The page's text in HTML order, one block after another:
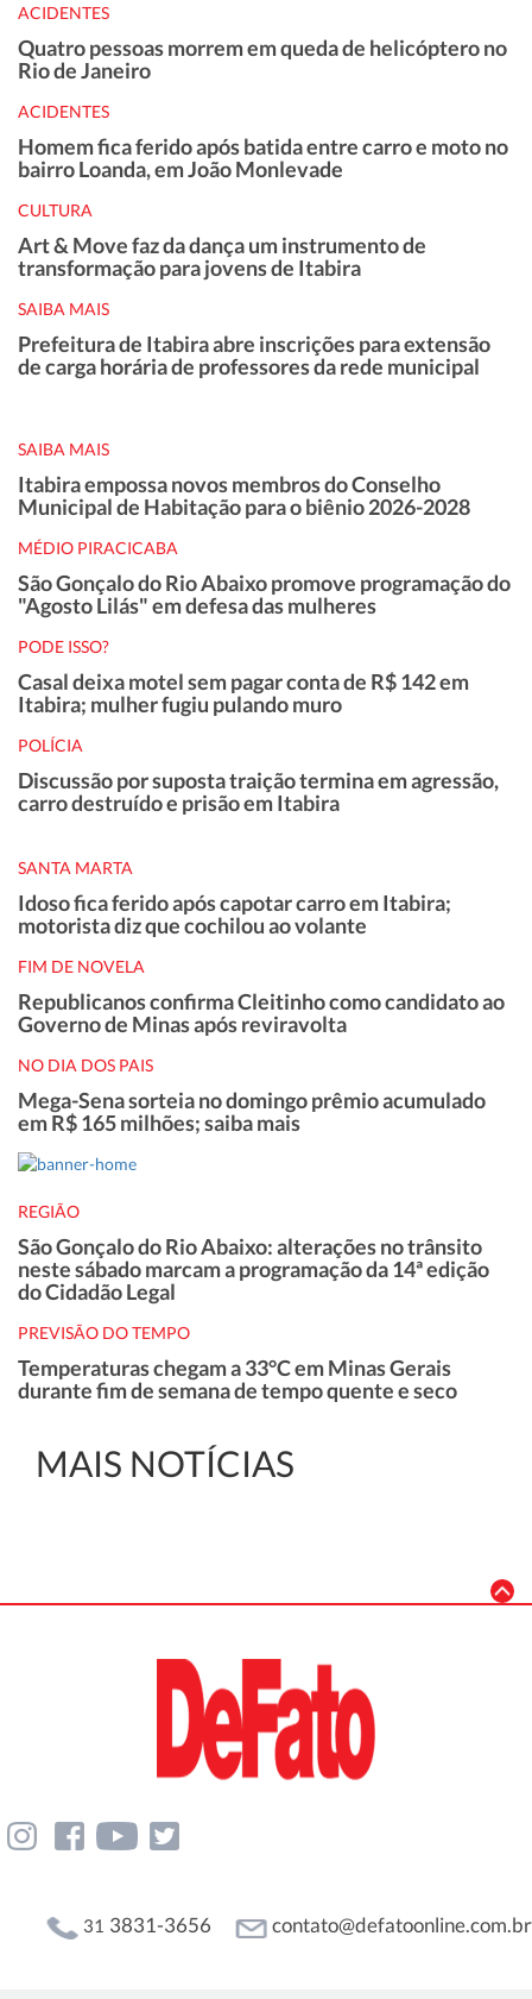
ACIDENTES
Quatro pessoas morrem em queda de helicóptero no
Rio de Janeiro
ACIDENTES
Homem fica ferido após batida entre carro e moto no
bairro Loanda, em João Monlevade
CULTURA
Art & Move faz da dança um instrumento de
transformação para jovens de Itabira
SAIBA MAIS
Prefeitura de Itabira abre inscrições para extensão
de carga horária de professores da rede municipal
SAIBA MAIS
Itabira empossa novos membros do Conselho
Municipal de Habitação para o biênio 2026-2028
MÉDIO PIRACICABA
São Gonçalo do Rio Abaixo promove programação do
"Agosto Lilás" em defesa das mulheres
PODE ISSO?
Casal deixa motel sem pagar conta de R$ 142 em
Itabira; mulher fugiu pulando muro
POLÍCIA
Discussão por suposta traição termina em agressão,
carro destruído e prisão em Itabira
SANTA MARTA
Idoso fica ferido após capotar carro em Itabira;
motorista diz que cochilou ao volante
FIM DE NOVELA
Republicanos confirma Cleitinho como candidato ao
Governo de Minas após reviravolta
NO DIA DOS PAIS
Mega-Sena sorteia no domingo prêmio acumulado
em R$ 165 milhões; saiba mais
REGIÃO
São Gonçalo do Rio Abaixo: alterações no trânsito
neste sábado marcam a programação da 14ª edição
do Cidadão Legal
PREVISÃO DO TEMPO
Temperaturas chegam a 33°C em Minas Gerais
durante fim de semana de tempo quente e seco
MAIS NOTÍCIAS
31 3831-3656 contato@defatoonline.com.br